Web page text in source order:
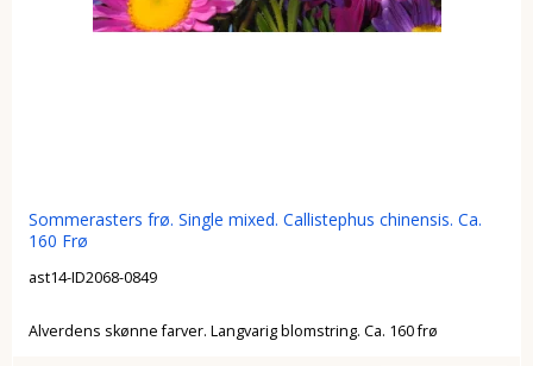
Sommerasters frø. Single mixed. Callistephus chinensis. Ca.
160 Frø
ast14-ID2068-0849
Alverdens skønne farver. Langvarig blomstring. Ca. 160 frø